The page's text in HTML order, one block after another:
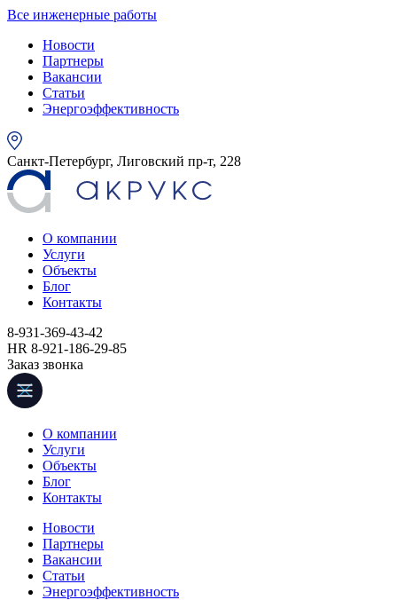
Все инженерные работы
Новости
Партнеры
Вакансии
Статьи
Энергоэффективность
Санкт-Петербург, Лиговский пр-т, 228
О компании
Услуги
Объекты
Блог
Контакты
8-931-369-43-42
HR 8-921-186-29-85
Заказ звонка
О компании
Услуги
Объекты
Блог
Контакты
Новости
Партнеры
Вакансии
Статьи
Энергоэффективность